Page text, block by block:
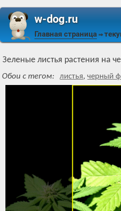
w-dog.ru
Главная страница ⇒
Зеленые листья растения на
Обои с тегом: листья,черный